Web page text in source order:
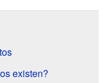
existen?